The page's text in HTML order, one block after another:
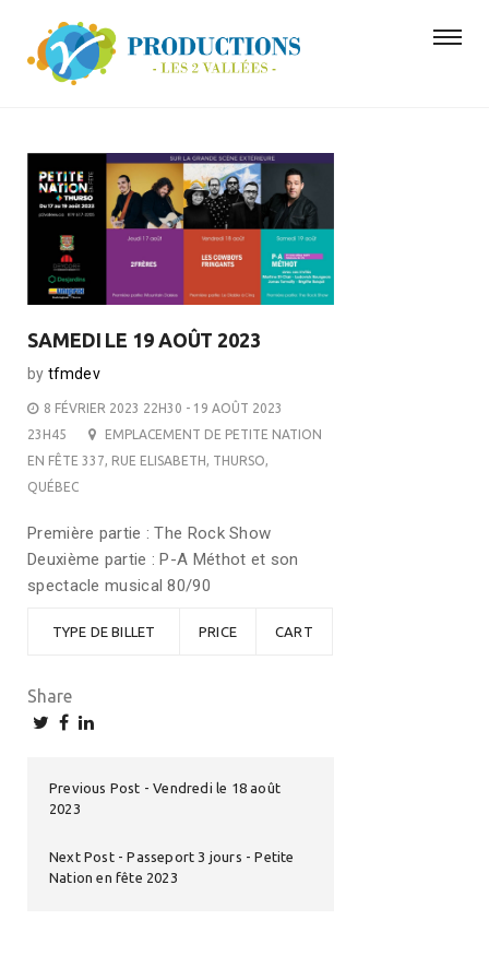
SAMEDI LE 19 AOÛT 2023
by tfmdev
8 FÉVRIER 2023 22H30 - 19 AOÛT 2023
23H45
EMPLACEMENT DE PETITE NATION
EN FÊTE 337, RUE ELISABETH, THURSO,
QUÉBEC
Première partie : The Rock Show
Deuxième partie : P-A Méthot et son
spectacle musical 80/90
TYPE DE BILLET PRICE CART
Share
Previous Post
Vendredi le 18 août
2023
Next Post
Passeport 3 jours - Petite
Nation en fête 2023